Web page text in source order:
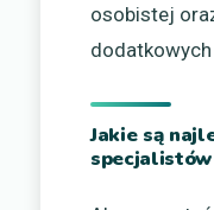
osobistej
Jakie są
specjalistów